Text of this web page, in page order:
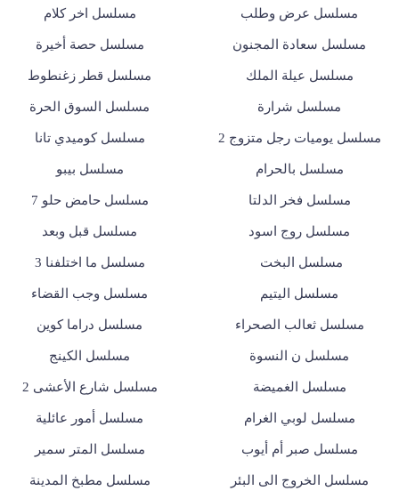
مسلسل عرض وطلب مسلسل اخر كلام
مسلسل سعادة المجنون مسلسل حصة أخيرة
مسلسل عيلة الملك مسلسل قطر زغنطوط
مسلسل شرارة مسلسل السوق الحرة
مسلسل يوميات رجل متزوج 2 مسلسل كوميدي تانا
مسلسل بالحرام مسلسل بيبو
مسلسل فخر الدلتا مسلسل حامض حلو 7
مسلسل روج اسود مسلسل قبل وبعد
مسلسل البخت مسلسل ما اختلفنا 3
مسلسل اليتيم مسلسل وجب القضاء
مسلسل ثعالب الصحراء مسلسل دراما كوين
مسلسل ن النسوة مسلسل الكينج
مسلسل الغميضة مسلسل شارع الأعشى 2
مسلسل لوبي الغرام مسلسل أمور عائلية
مسلسل صبر أم أيوب مسلسل المتر سمير
مسلسل الخروج الى البئر مسلسل مطبخ المدينة